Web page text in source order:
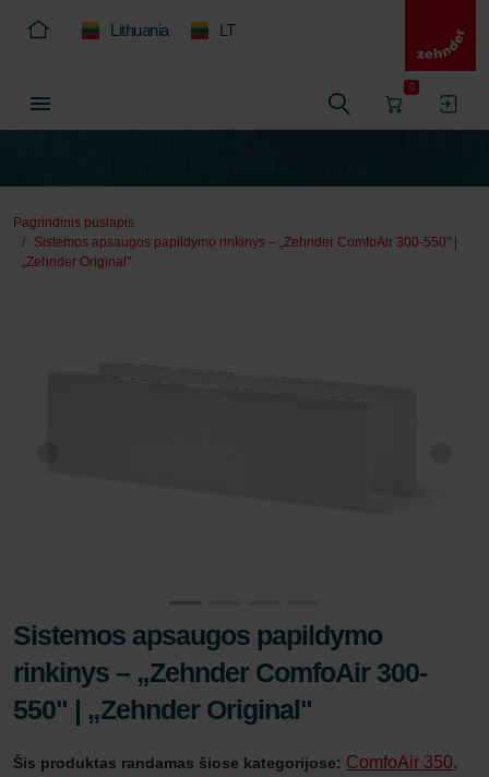
Lithuania LT
0
Pagrindinis puslapis
Sistemos apsaugos papildymo rinkinys – „Zehnder ComfoAir 300-550" |
„Zehnder Original"
Sistemos apsaugos papildymo
rinkinys – „Zehnder ComfoAir 300-
550" | „Zehnder Original"
Šis produktas randamas šiose kategorijose: ComfoAir 350,